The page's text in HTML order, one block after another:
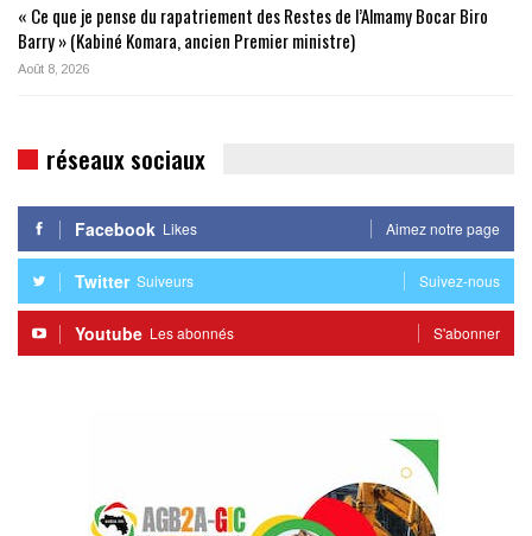
« Ce que je pense du rapatriement des Restes de l’Almamy Bocar Biro
Barry » (Kabiné Komara, ancien Premier ministre)
Août 8, 2026
réseaux sociaux
Facebook Likes Aimez notre page
Twitter Suiveurs Suivez-nous
Youtube Les abonnés S'abonner